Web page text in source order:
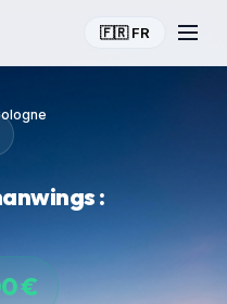
🇫🇷 FR
:
€